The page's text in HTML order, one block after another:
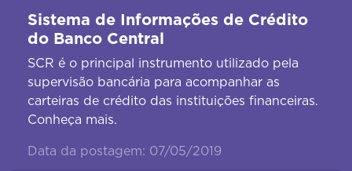
Sistema de Informações de Crédito
do Banco Central
SCR é o principal instrumento utilizado pela
supervisão bancária para acompanhar as
carteiras de crédito das instituições financeiras.
Conheça mais.
Data da postagem: 07/05/2019